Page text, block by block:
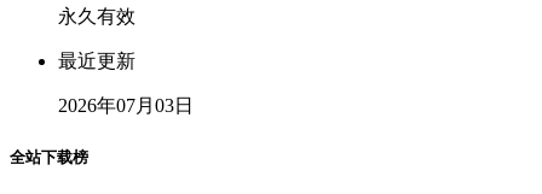
永久有效
最近更新
2026年07月03日
全站下载榜